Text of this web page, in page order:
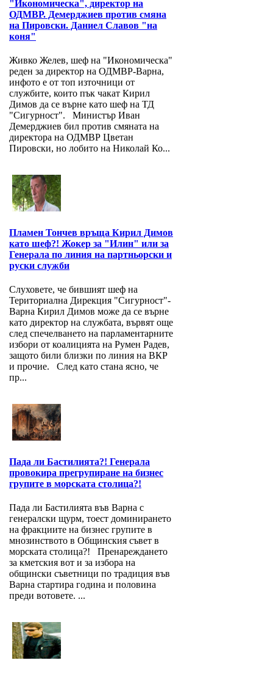
"Икономическа", директор на
ОДМВР. Демерджиев против смяна
на Пировски. Даниел Славов "на
коня"
Живко Желев, шеф на "Икономическа"
реден за директор на ОДМВР-Варна,
инфото е от топ източници от
службите, които пък чакат Кирил
Димов да се върне като шеф на ТД
"Сигурност". Министър Иван
Демерджиев бил против смяната на
директора на ОДМВР Цветан
Пировски, но лобито на Николай Ко...
Пламен Тончев връща Кирил Димов
като шеф?! Жокер за "Илин" или за
Генерала по линия на партньорски и
руски служби
Слуховете, че бившият шеф на
Териториална Дирекция "Сигурност"-
Варна Кирил Димов може да се върне
като директор на службата, вървят още
след спечелването на парламентарните
избори от коалицията на Румен Радев,
защото били близки по линия на ВКР
и прочие. След като стана ясно, че
пр...
Пада ли Бастилията?! Генерала
провокира прегрупиране на бизнес
групите в морската столица?!
Пада ли Бастилията във Варна с
генералски щурм, тоест доминирането
на фракциите на бизнес групите в
мнозинството в Общинския съвет в
морската столица?! Пренареждането
за кметския вот и за избора на
общински съветници по традиция във
Варна стартира година и половина
преди вотовете. ...